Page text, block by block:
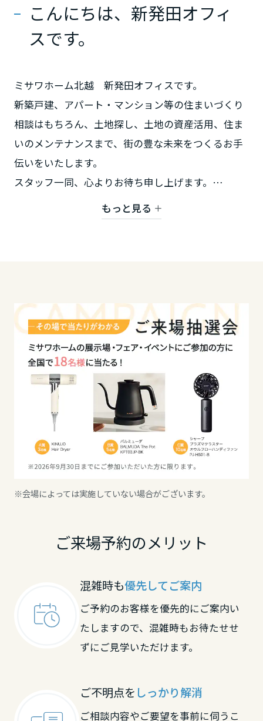
ホームラウンジ 新築・戸建て
ウエルネス事業
こんにちは、新発田オフィ
スです。
ミサワホーム北越 新発田オフィスです。
新築戸建、アパート・マンション等の住まいづくり
相談はもちろん、土地探し、土地の資産活用、住ま
いのメンテナンスまで、街の豊な未来をつくるお手
伝いをいたします。
スタッフ一同、心よりお待ち申し上げます。
メンテナンス・修理のご相談は
もっと見る
※会場によっては実施していない場合がございます。
ご来場予約のメリット
混雑時も優先してご案内
ご予約のお客様を優先的にご案内い
たしますので、混雑時もお待たせせ
ずにご見学いただけます。
ご不明点を しっかり解消
ご相談内容やご要望を事前に伺うこ
埼玉県
千葉県
神奈川県
石川県
福井県
山梨県
長野県
近畿エリア